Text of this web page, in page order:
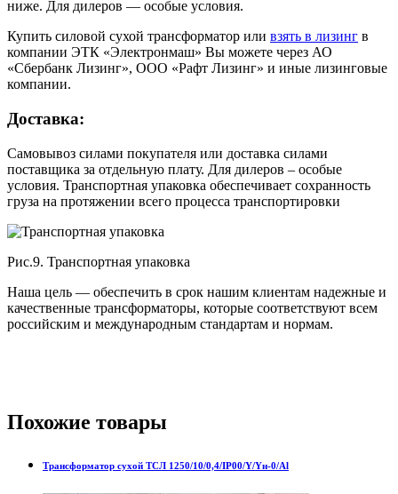
ниже. Для дилеров — особые условия.
Купить силовой сухой трансформатор или взять в лизинг в
компании ЭТК «Электронмаш» Вы можете через АО
«Сбербанк Лизинг», ООО «Рафт Лизинг» и иные лизинговые
компании.
Доставка:
Самовывоз силами покупателя или доставка силами
поставщика за отдельную плату. Для дилеров – особые
условия. Транспортная упаковка обеспечивает сохранность
груза на протяжении всего процесса транспортировки
Рис.9. Транспортная упаковка
Наша цель — обеспечить в срок нашим клиентам надежные и
качественные трансформаторы, которые соответствуют всем
российским и международным стандартам и нормам.
Похожие товары
Трансформатор сухой ТСЛ 1250/10/0,4/IP00/Y/Yн-0/Al